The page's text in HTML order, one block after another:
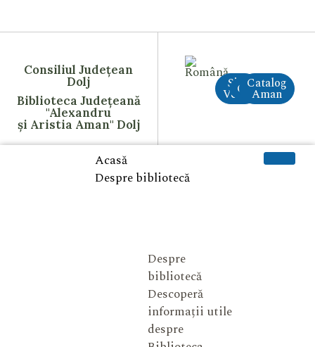
Consiliul Județean
Dolj
Biblioteca Județeană
"Alexandru
și Aristia Aman" Dolj
Site
VechiCreAI
Catalog
Aman
Acasă
Despre bibliotecă
Despre
bibliotecă
Descoperă
informații utile
despre